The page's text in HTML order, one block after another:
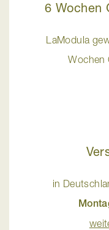
6 Wochen
LaModula
Wochen
in